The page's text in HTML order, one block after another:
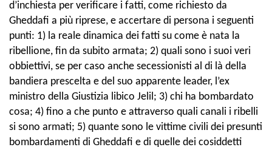
d’inchiesta per verificare i fatti, come richiesto da
Gheddafi a più riprese, e accertare di persona i seguenti
punti: 1) la reale dinamica dei fatti su come è nata la
ribellione, fin da subito armata; 2) quali sono i suoi veri
obbiettivi, se per caso anche secessionisti al di là della
bandiera prescelta e del suo apparente leader, l’ex
ministro della Giustizia libico Jelil; 3) chi ha bombardato
cosa; 4) fino a che punto e attraverso quali canali i ribelli
si sono armati; 5) quante sono le vittime civili dei presunti
bombardamenti di Gheddafi e di quelle dei cosiddetti